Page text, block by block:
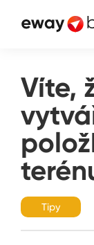
Víte,
Tipy